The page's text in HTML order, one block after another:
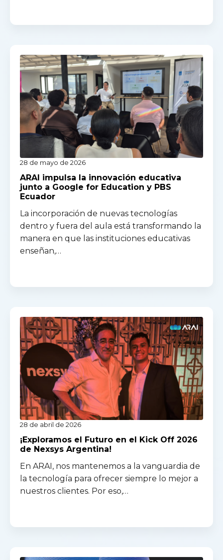
ARAI impulsa la innovación educativa
junto a Google for Education y PBS
Ecuador
28 de mayo de 2026
La incorporación de nuevas tecnologías
dentro y fuera del aula está transformando la
manera en que las instituciones educativas
enseñan,…
¡Exploramos el Futuro en el Kick Off 2026
de Nexsys Argentina!
28 de abril de 2026
En ARAI, nos mantenemos a la vanguardia de
la tecnología para ofrecer siempre lo mejor a
nuestros clientes. Por eso,…